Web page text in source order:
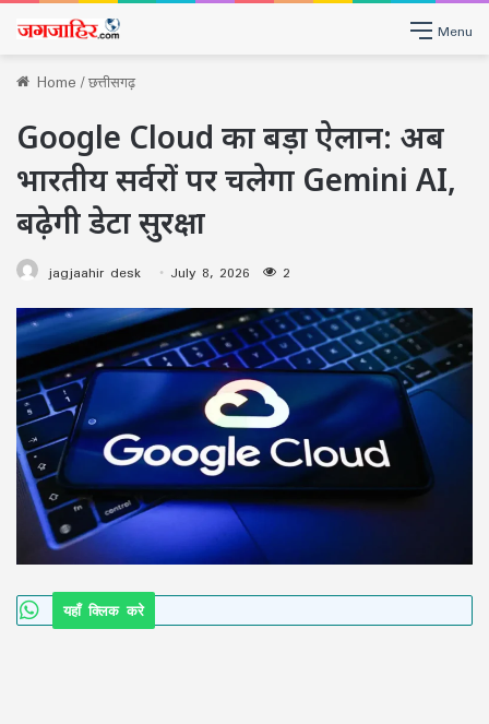
Menu
Home/छत्तीसगढ़
Google Cloud का बड़ा ऐलान: अब
भारतीय सर्वरों पर चलेगा Gemini AI,
बढ़ेगी डेटा सुरक्षा
jagjaahir desk July 8, 2026 2
यहाँ क्लिक करे